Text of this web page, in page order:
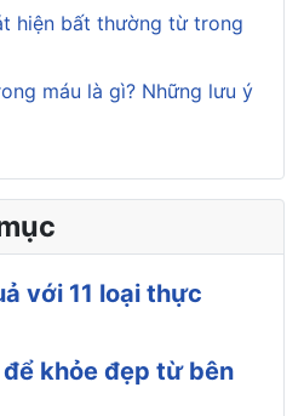
hiện bất thường từ trong
máu là gì? Những lưu ý
với 11 loại thực
khỏe đẹp từ bên